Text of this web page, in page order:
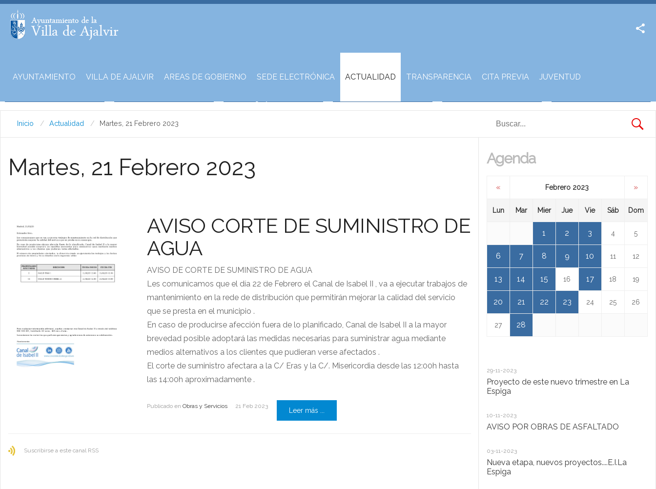
AYUNTAMIENTO VILLA DE AJALVIR AREAS DE GOBIERNO SEDE ELECTRÓNICA ACTUALIDAD TRANSPARENCIA CITA PREVIA JUVENTUD
Inicio Actualidad Martes, 21 Febrero 2023
Martes, 21 Febrero 2023
AVISO CORTE DE SUMINISTRO DE
AGUA
AVISO DE CORTE DE SUMINISTRO DEAGUA
Les comunicamos que el día 22 de Febrero el Canal de Isabel II , va a ejecutar trabajos de
mantenimiento en la rede de distribución que permitirán mejorar la calidad del servicio
que se presta en el municipio .
En caso de producirse afección fuera de lo planificado, Canal de Isabel II a la mayor
brevedad posible adoptará las medidas necesarias para suministrar agua mediante
medios alternativos a los clientes que pudieran verse afectados .
El corte de suministro afectara a la C/ Eras y la C/. Misericordia desde las 12:00h hasta
las 14:00h aproximadamente .
Publicado en Obras y Servicios 21 Feb 2023
Leer más ...
Suscribirse a este canal RSS
Agenda
« Febrero 2023 »
Lun Mar Mier Jue Vie Sáb Dom
1 2 3 4 5
6 7 8 9 10 11 12
13 14 15 16 17 18 19
20 21 22 23 24 25 26
27 28
29-11-2023
Proyecto de este nuevo trimestre en La
Espiga
10-11-2023
AVISO POR OBRAS DE ASFALTADO
03-11-2023
Nueva etapa, nuevos proyectos....E.I.La
Espiga